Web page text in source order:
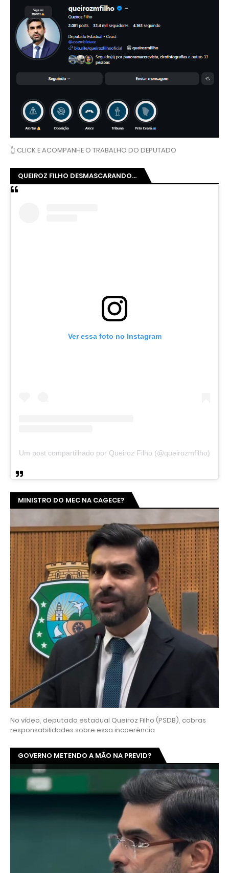
👆 CLICK E ACOMPANHE O TRABALHO DO DEPUTADO
QUEIROZ FILHO DESMASCARANDO...
Ver essa foto no Instagram
Um post compartilhado por Queiroz Filho (@queirozmfilho)
MINISTRO DO MEC NA CAGECE?
No vídeo, deputado estadual Queiroz Filho (PSDB), cobras
responsabilidades sobre essa incoerência
GOVERNO METENDO A MÃO NA PREVID?